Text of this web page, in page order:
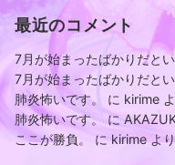
最近のコメント
7月が始まったばかりだとい
7月が始まったばかりだとい
肺炎怖いです。
に kirime
肺炎怖いです。
に
ここが勝負。
にkirimeより